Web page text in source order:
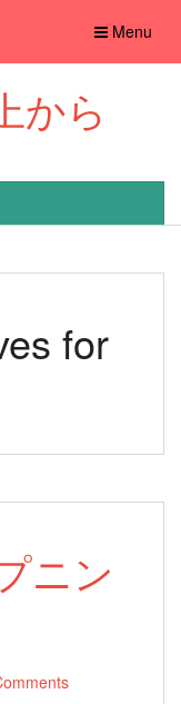
Toggle
Menu
から
for
ニン